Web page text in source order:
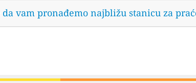
vam pronađemo najbližu stanicu za